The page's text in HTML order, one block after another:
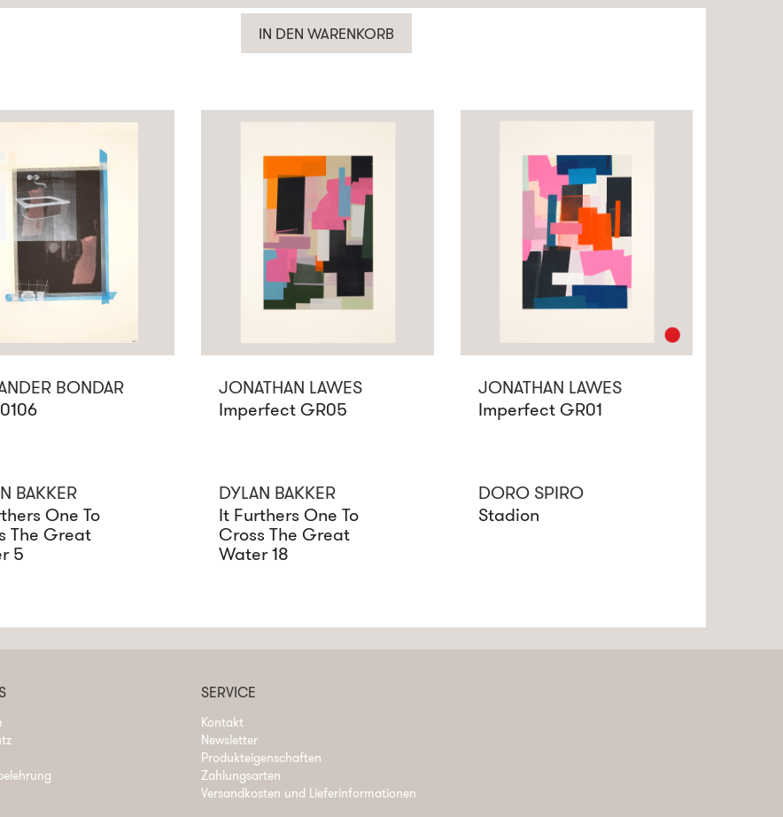
IN DEN WARENKORB
BONDAR
JONATHAN LAWES
Imperfect GR05
JONATHAN LAWES
Imperfect GR01
BAKKER
One To
The Great
5
DYLAN BAKKER
It Furthers One To
Cross The Great
Water 18
DORO SPIRO
Stadion
SERVICE
Kontakt
Newsletter
Produkteigenschaften
Zahlungsarten
Versandkosten und Lieferinformationen